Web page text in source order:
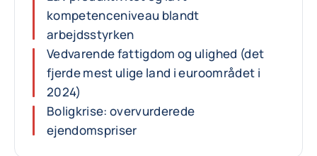
kompetenceniveau blandt
arbejdsstyrken
Vedvarende fattigdom og ulighed (det
fjerde mest ulige land i euroområdet i
2024)
Boligkrise: overvurderede
ejendomspriser